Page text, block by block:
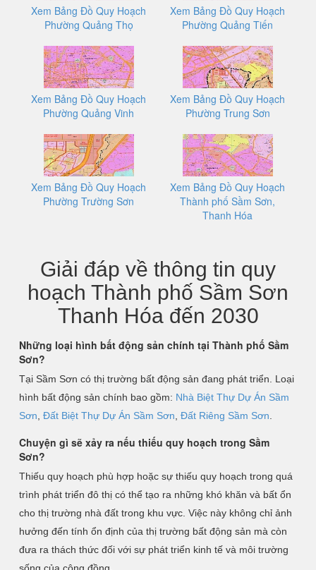
Xem Bảng Đồ Quy Hoạch
Phường Quảng Thọ
Xem Bảng Đồ Quy Hoạch
Phường Quảng Tiến
Xem Bảng Đồ Quy Hoạch
Phường Quảng Vinh
Xem Bảng Đồ Quy Hoạch
Phường Trung Sơn
Xem Bảng Đồ Quy Hoạch
Phường Trường Sơn
Xem Bảng Đồ Quy Hoạch
Thành phố Sầm Sơn,
Thanh Hóa
Giải đáp về thông tin quy
hoạch Thành phố Sầm Sơn
Thanh Hóa đến 2030
Những loại hình bất động sản chính tại Thành phố Sầm
Sơn?
Tại Sầm Sơn có thị trường bất động sản đang phát triển. Loại
hình bất động sản chính bao gồm: Nhà Biệt Thự Dự Án Sầm
Sơn Đất Biệt Thự Dự Án Sầm Sơn Đất Riêng Sầm Sơn
Chuyện gì sẽ xảy ra nếu thiếu quy hoạch trong Sầm
Sơn?
Thiếu quy hoạch phù hợp hoặc sự thiếu quy hoạch trong quá
trình phát triển đô thị có thể tạo ra những khó khăn và bất ổn
cho thị trường nhà đất trong khu vực. Việc này không chỉ ảnh
hưởng đến tính ổn định của thị trường bất động sản mà còn
đưa ra thách thức đối với sự phát triển kinh tế và môi trường